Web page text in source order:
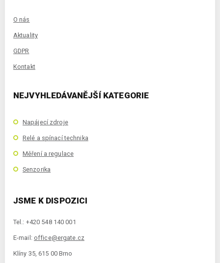
O nás
Aktuality
GDPR
Kontakt
NEJVYHLEDÁVANĚJŠÍ KATEGORIE
Napájecí zdroje
Relé a spínací technika
Měření a regulace
Senzorika
JSME K DISPOZICI
Tel.: +420 548 140 001
E-mail: office@ergate.cz
Klíny 35, 615 00 Brno